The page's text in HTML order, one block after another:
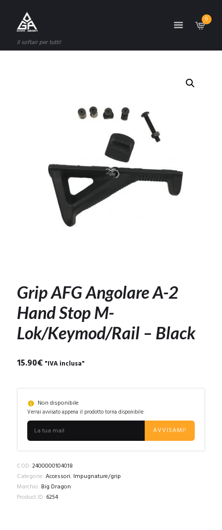
Il softair per tutti!
0
Grip AFG Angolare A-2
Hand Stop M-
Lok/Keymod/Rail – Black
15.90€ "IVA inclusa"
Non disponibile
Verrai avvisato appena il prodotto torna disponibile:
AVVISAMI!
COD: 2400000104018
Categorie: Accessori, Impugnature/grip
Marchio: Big Dragon
Product ID: 6254